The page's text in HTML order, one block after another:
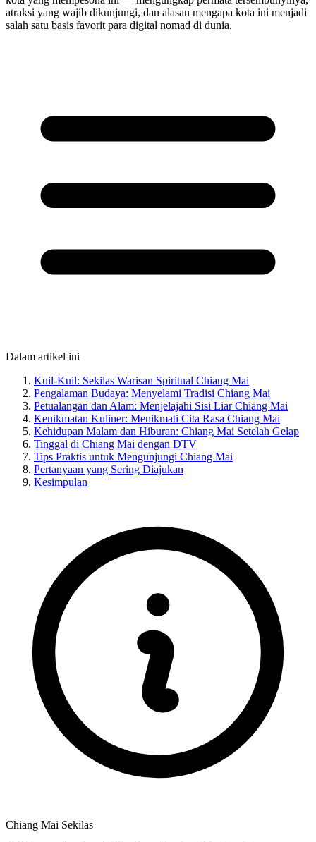
atraksi yang wajib dikunjungi, dan alasan mengapa kota ini menjadi
salah satu basis favorit para digital nomad di dunia.
Dalam artikel ini
Kuil-Kuil: Sekilas Warisan Spiritual Chiang Mai
Pengalaman Budaya: Menyelami Tradisi Chiang Mai
Petualangan dan Alam: Menjelajahi Sisi Liar Chiang Mai
Kenikmatan Kuliner: Menikmati Cita Rasa Chiang Mai
Kehidupan Malam dan Hiburan: Chiang Mai Setelah Gelap
Tinggal di Chiang Mai dengan DTV
Tips Praktis untuk Mengunjungi Chiang Mai
Pertanyaan yang Sering Diajukan
Kesimpulan
Chiang Mai Sekilas